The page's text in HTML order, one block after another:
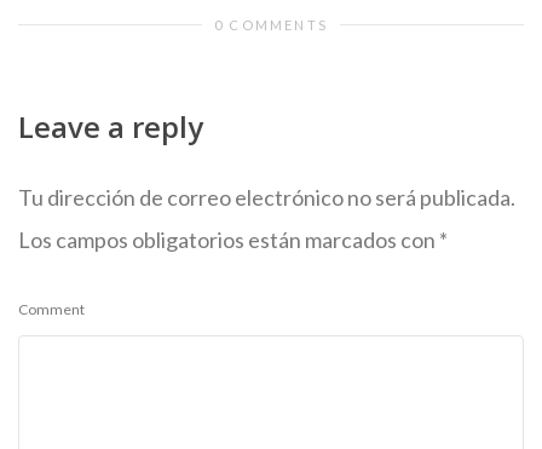
0 COMMENTS
Leave a reply
Tu dirección de correo electrónico no será publicada.
Los campos obligatorios están marcados con *
Comment